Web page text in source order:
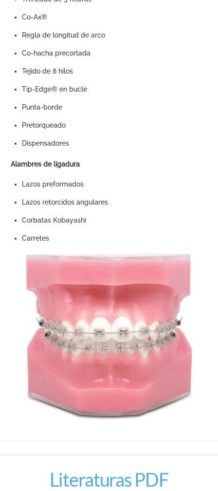
Co-Ax®
Regla de longitud de arco
Co-hacha precortada
Tejido de 8 hilos
Tip-Edge® en bucle
Punta-borde
Pretorqueado
Dispensadores
Alambres de ligadura
Lazos preformados
Lazos retorcidos angulares
Corbatas Kobayashi
Carretes
Literaturas PDF